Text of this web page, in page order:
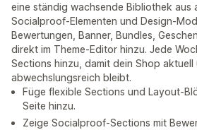
eine ständig wachsende Bibliothek aus
Socialproof-Elementen und Design-
Bewertungen, Banner, Bundles,
direkt im Theme-Editor hinzu. Jede
Sections hinzu, damit dein Shop aktuell
abwechslungsreich bleibt.
Füge flexible Sections und Layout-
Seite hinzu.
Zeige Socialproof-Sections mit